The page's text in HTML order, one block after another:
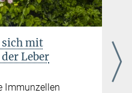
der Kultur